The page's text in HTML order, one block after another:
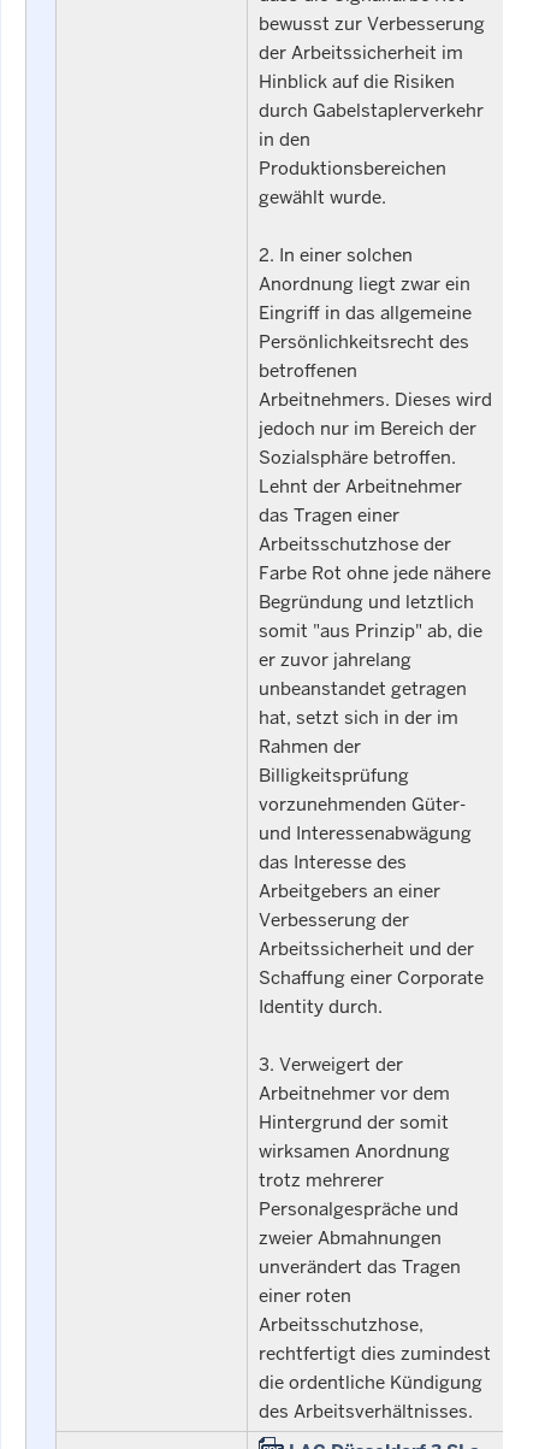
bewusst zur Verbesserung
der Arbeitssicherheit im
Hinblick auf die Risiken
durch Gabelstaplerverkehr
in den
Produktionsbereichen
gewählt wurde.
2. In einer solchen
Anordnung liegt zwar ein
Eingriff in das allgemeine
Persönlichkeitsrecht des
betroffenen
Arbeitnehmers. Dieses wird
jedoch nur im Bereich der
Sozialsphäre betroffen.
Lehnt der Arbeitnehmer
das Tragen einer
Arbeitsschutzhose der
Farbe Rot ohne jede nähere
Begründung und letztlich
somit "aus Prinzip" ab, die
er zuvor jahrelang
unbeanstandet getragen
hat, setzt sich in der im
Rahmen der
Billigkeitsprüfung
vorzunehmenden Güter-
und Interessenabwägung
das Interesse des
Arbeitgebers an einer
Verbesserung der
Arbeitssicherheit und der
Schaffung einer Corporate
Identity durch.
3. Verweigert der
Arbeitnehmer vor dem
Hintergrund der somit
wirksamen Anordnung
trotz mehrerer
Personalgespräche und
zweier Abmahnungen
unverändert das Tragen
einer roten
Arbeitsschutzhose,
rechtfertigt dies zumindest
die ordentliche Kündigung
des Arbeitsverhältnisses.